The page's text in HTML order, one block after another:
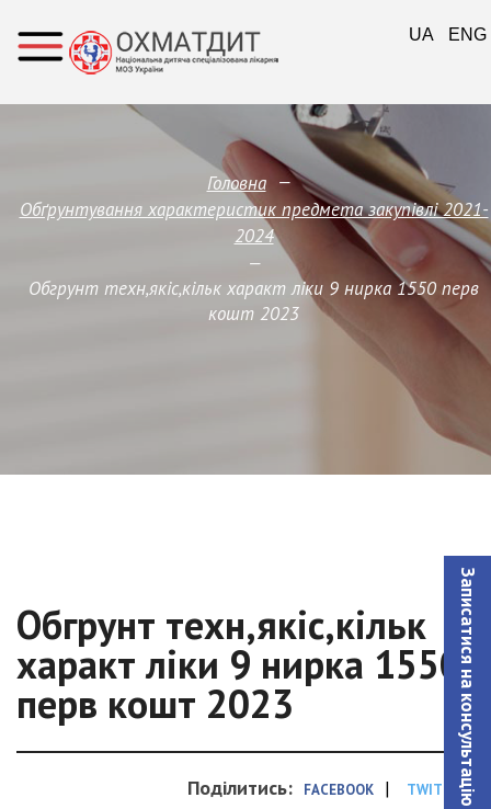
Записатися на консультацiю
Головна —
Обґрунтування характеристик предмета закупівлi 2021-
2024
—
Обгрунт техн,якіс,кільк характ ліки 9 нирка 1550 перв
кошт 2023
Обгрунт техн,якіс,кільк
характ ліки 9 нирка 1550
перв кошт 2023
Поділитись: FACEBOOK | TWITTER
UA ENG